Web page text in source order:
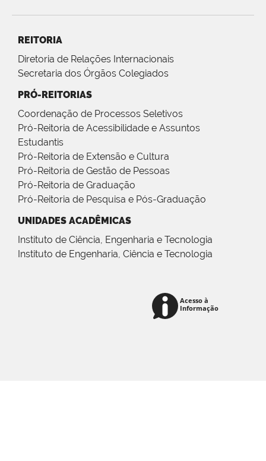
REITORIA
Diretoria de Relações Internacionais
Secretaria dos Órgãos Colegiados
PRÓ-REITORIAS
Coordenação de Processos Seletivos
Pró-Reitoria de Acessibilidade e Assuntos
Estudantis
Pró-Reitoria de Extensão e Cultura
Pró-Reitoria de Gestão de Pessoas
Pró-Reitoria de Graduação
Pró-Reitoria de Pesquisa e Pós-Graduação
UNIDADES ACADÊMICAS
Instituto de Ciência, Engenharia e Tecnologia
Instituto de Engenharia, Ciência e Tecnologia